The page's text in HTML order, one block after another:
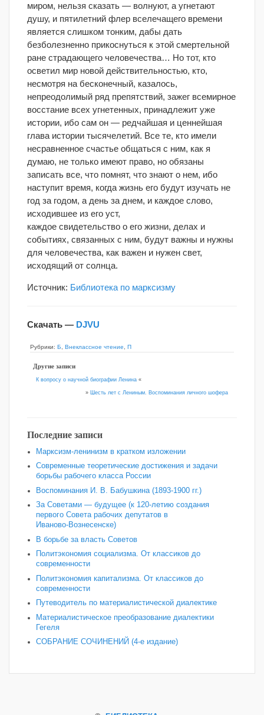
миром, нельзя сказать — волнуют, а угнетают
душу, и пятилетний флер вселечащего времени
является слишком тонким, дабы дать
безболезненно прикоснуться к этой смертельной
ране страдающего человечества… Но тот, кто
осветил мир новой действительностью, кто,
несмотря на бесконечный, казалось,
непреодолимый ряд препятствий, зажег всемирное
восстание всех угнетенных, принадлежит уже
истории, ибо сам он — редчайшая и ценнейшая
глава истории тысячелетий. Все те, кто имели
несравненное счастье общаться с ним, как я
думаю, не только имеют право, но обязаны
записать все, что помнят, что знают о нем, ибо
наступит время, когда жизнь его будут изучать не
год за годом, а день за днем, и каждое слово,
исходившее из его уст,
каждое свидетельство о его жизни, делах и
событиях, связанных с ним, будут важны и нужны
для человечества, как важен и нужен свет,
исходящий от солнца.
Источник: Библиотека по марксизму
Скачать — DJVU
Рубрики: Б Внеклассное чтение П
Другие записи
К вопросу о научной биографии Ленина «
» Шесть лет с Лениным. Воспоминания личного шофера
Последние записи
Марксизм-ленинизм в кратком изложении
Современные теоретические достижения и задачи
борьбы рабочего класса России
Воспоминания И. В. Бабушкина (1893-1900 гг.)
За Советами — будущее (к 120‑летию создания
первого Совета рабочих депутатов в
Иваново‑Вознесенске)
В борьбе за власть Советов
Политэкономия социализма. От классиков до
современности
Политэкономия капитализма. От классиков до
современности
Путеводитель по материалистической диалектике
Материалистическое преобразование диалектики
Гегеля
СОБРАНИЕ СОЧИНЕНИЙ (4-е издание)